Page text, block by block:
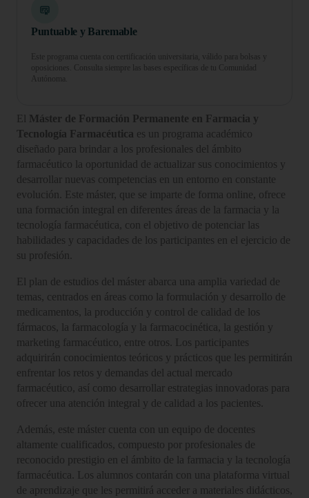
Puntuable y Baremable
Este programa cuenta con certificación universitaria, válido para bolsas y
oposiciones. Consulta siempre las bases específicas de tu Comunidad
Autónoma.
El
Máster de Formación Permanente en Farmacia y
Tecnología Farmacéutica es un programa académico
diseñado para brindar a los profesionales del ámbito
farmacéutico la oportunidad de actualizar sus conocimientos y
desarrollar nuevas competencias en un entorno en constante
evolución. Este máster, que se imparte de forma online, ofrece
una formación integral en diferentes áreas de la farmacia y la
tecnología farmacéutica, con el objetivo de potenciar las
habilidades y capacidades de los participantes en el ejercicio de
su profesión.
El plan de estudios del máster abarca una amplia variedad de
temas, centrados en áreas como la formulación y desarrollo de
medicamentos, la producción y control de calidad de los
fármacos, la farmacología y la farmacocinética, la gestión y
marketing farmacéutico, entre otros. Los participantes
adquirirán conocimientos teóricos y prácticos que les permitirán
enfrentar los retos y demandas del actual mercado
farmacéutico, así como desarrollar estrategias innovadoras para
ofrecer una atención integral y de calidad a los pacientes.
Además, este máster cuenta con un equipo de docentes
altamente cualificados, compuesto por profesionales de
reconocido prestigio en el ámbito de la farmacia y la tecnología
farmacéutica. Los alumnos contarán con una plataforma virtual
de aprendizaje que les permitirá acceder a materiales didácticos,